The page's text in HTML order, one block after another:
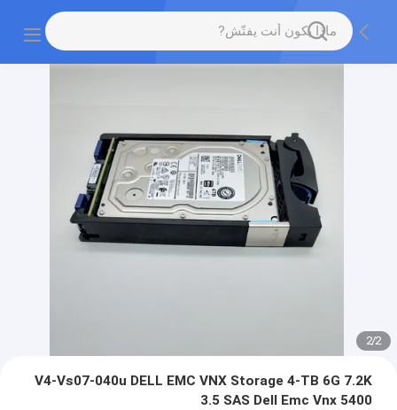
2
/
2
V4-Vs07-040u DELL EMC VNX Storage 4-TB 6G 7.2K
3.5 SAS Dell Emc Vnx 5400